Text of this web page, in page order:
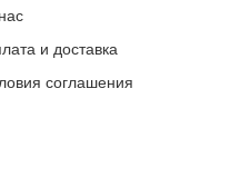
и доставка
соглашения